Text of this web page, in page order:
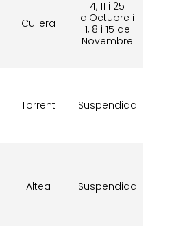
Cullera
4, 11 i 25
d'Octubre i
1, 8 i 15 de
Novembre
Torrent Suspendida
Altea Suspendida